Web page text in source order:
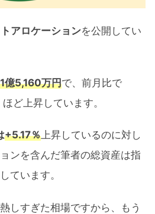
アロケーションを公開してい
億5,160万円で、前月比で
ほど上昇しています。
+5.17％上昇しているのに対し
ンを含んだ筆者の総資産は指
ています。
しすぎた相場ですから、もう